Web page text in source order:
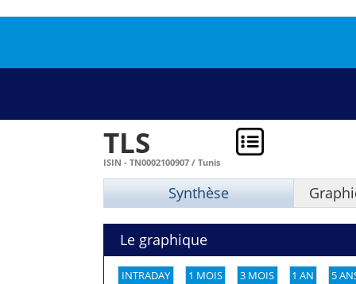
TLS
ISIN - TN0002100907 / Tunis
Synthèse
Le graphique
INTRADAY 1 MOIS 3 MOIS 1 AN 5